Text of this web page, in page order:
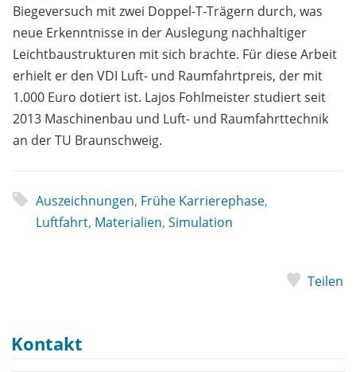
Biegeversuch mit zwei Doppel-T-Trägern durch, was
neue Erkenntnisse in der Auslegung nachhaltiger
Leichtbaustrukturen mit sich brachte. Für diese Arbeit
erhielt er den VDI Luft- und Raumfahrtpreis, der mit
1.000 Euro dotiert ist. Lajos Fohlmeister studiert seit
2013 Maschinenbau und Luft- und Raumfahrttechnik
an der TU Braunschweig.
Auszeichnungen, Frühe Karrierephase,
Luftfahrt, Materialien, Simulation
Teilen
Kontakt